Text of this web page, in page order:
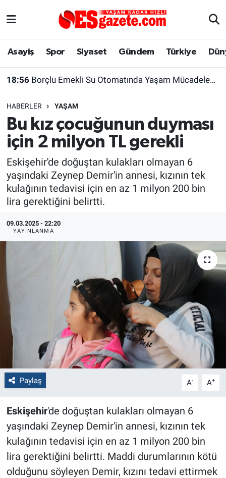
Asayiş Spor Siyaset Gündem Türkiye
18:56 Borçlu Emekli Su Otomatında Yaşam Mücadelesi Veriyor
HABERLER YAŞAM
Bu kız çocuğunun duyması
için 2 milyon TL gerekli
Eskişehir'de doğuştan kulakları olmayan 6
yaşındaki Zeynep Demir'in annesi, kızının tek
kulağının tedavisi için en az 1 milyon 200 bin
lira gerektiğini belirtti.
09.03.2025 - 22:20
YAYINLANMA
Paylaş A- A+
Eskişehir'de doğuştan kulakları olmayan 6
yaşındaki Zeynep Demir'in annesi, kızının tek
kulağının tedavisi için en az 1 milyon 200 bin
lira gerektiğini belirtti. Maddi durumlarının kötü
olduğunu söyleyen Demir, kızını tedavi ettirmek
Asayiş
Gündem
Türkiye
Dünya
Sağlık
Alış-Veriş/İş dünyası
Yaşam
Eskişehirspor Arşivi
Eskişehir Arşivi
Röportaj
Ekonomi
Kültür Sanat
Politika
Genel
Çevre
Magazin
Bilim ve Teknoloji
Eskişehir Nöbetçi Eczaneler
Süper Lig Puan Durumu ve Fikstür
Tüm Manşetler
Son Dakika Haberleri
Haber Arşivi